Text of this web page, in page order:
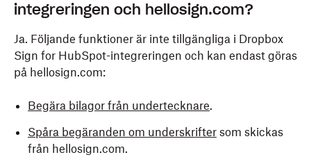
integreringen och hellosign.com?
Ja. Följande funktioner är inte tillgängliga i Dropbox
Sign for HubSpot-integreringen och kan endast göras
på hellosign.com:
Begära bilagor från undertecknare.
Spåra begäranden om underskrifter som skickas
från hellosign.com.